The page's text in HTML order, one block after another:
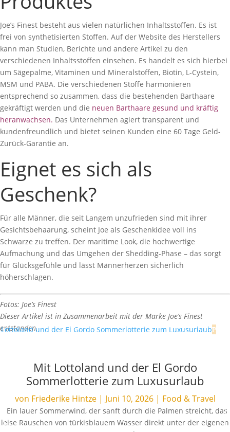
Joe’s Finest besteht aus vielen natürlichen Inhaltsstoffen. Es ist
frei von synthetisierten Stoffen. Auf der Website des Herstellers
kann man Studien, Berichte und andere Artikel zu den
verschiedenen Inhaltsstoffen einsehen. Es handelt es sich hierbei
um Sägepalme, Vitaminen und Mineralstoffen, Biotin, L-Cystein,
MSM und PABA. Die verschiedenen Stoffe harmonieren
entsprechend so zusammen, dass die bestehenden Barthaare
gekräftigt werden und die neuen Barthaare gesund und kräftig
heranwachsen. Das Unternehmen agiert transparent und
kundenfreundlich und bietet seinen Kunden eine 60 Tage Geld-
Zurück-Garantie an.
Eignet es sich als
Geschenk?
Für alle Männer, die seit Langem unzufrieden sind mit ihrer
Gesichtsbehaarung, scheint Joe als Geschenkidee voll ins
Schwarze zu treffen. Der maritime Look, die hochwertige
Aufmachung und das Umgehen der Shedding-Phase – das sorgt
für Glücksgefühle und lässt Männerherzen sicherlich
höherschlagen.
Fotos: Joe’s Finest
Dieser Artikel ist in Zusammenarbeit mit der Marke Joe’s Finest
entstanden.
Mit Lottoland und der El Gordo
Sommerlotterie zum Luxusurlaub
von Friederike Hintze| Juni 10, 2026| Food & Travel
Ein lauer Sommerwind, der sanft durch die Palmen streicht, das
leise Rauschen von türkisblauem Wasser direkt unter der eigenen